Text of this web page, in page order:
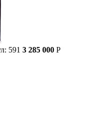
591 3 285 000 Р